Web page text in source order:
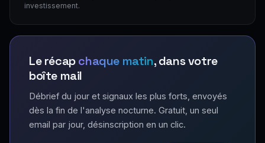
investissement.
Le récapchaque matin, dans votre
boîte mail
Débrief du jour et signaux les plus forts, envoyés
dès la fin de l'analyse nocturne. Gratuit, un seul
email par jour, désinscription en un clic.